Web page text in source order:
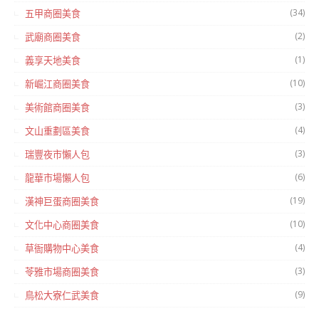
五甲商圈美食 (34)
武廟商圈美食 (2)
義享天地美食 (1)
新崛江商圈美食 (10)
美術館商圈美食 (3)
文山重劃區美食 (4)
瑞豐夜市懶人包 (3)
龍華市場懶人包 (6)
漢神巨蛋商圈美食 (19)
文化中心商圈美食 (10)
草衙購物中心美食 (4)
苓雅市場商圈美食 (3)
鳥松大寮仁武美食 (9)